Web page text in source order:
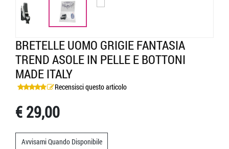
BRETELLE UOMO GRIGIE FANTASIA
TREND ASOLE IN PELLE E BOTTONI
MADE ITALY
Recensisci questo articolo
€ 29,00
Avvisami Quando Disponibile